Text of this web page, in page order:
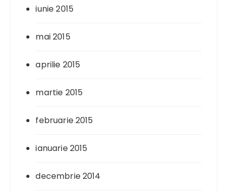
iunie 2015
mai 2015
aprilie 2015
martie 2015
februarie 2015
ianuarie 2015
decembrie 2014